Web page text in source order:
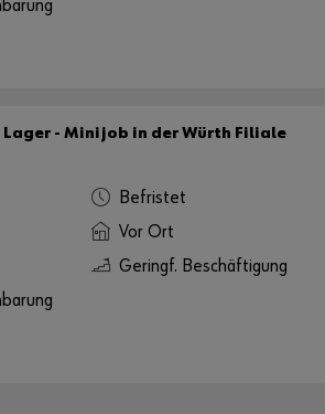
- Minijob in der Würth Filiale
Befristet
Vor Ort
Geringf. Beschäftigung